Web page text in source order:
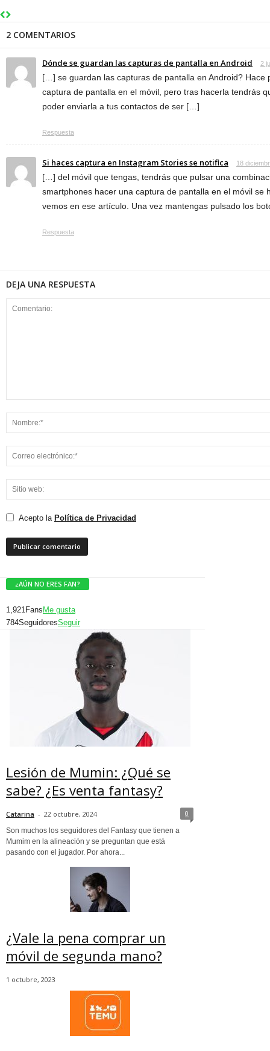
2 COMENTARIOS
Dónde se guardan las capturas de pantalla en Android 2
[…] se guardan las capturas de pantalla en Android? Hace
captura de pantalla en el móvil, pero tras hacerla tendrás
poder enviarla a tus contactos de ser […]
Respuesta
Si haces captura en Instagram Stories se notifica 18
[…] del móvil que tengas, tendrás que pulsar una
smartphones hacer una captura de pantalla en el móvil se
vemos en ese artículo. Una vez mantengas pulsado los
Respuesta
DEJA UNA RESPUESTA
Acepto la Política de Privacidad
¿AÚN NO ERES FAN?
1,921 Fans Me gusta
784SeguidoresSeguir
Lesión de Mumin: ¿Qué se
sabe? ¿Es venta fantasy?
Catarina - 22 octubre, 2024 0
Son muchos los seguidores del Fantasy que tienen a
Mumim en la alineación y se preguntan que está
pasando con el jugador. Por ahora...
¿Vale la pena comprar un
móvil de segunda mano?
1 octubre, 2023